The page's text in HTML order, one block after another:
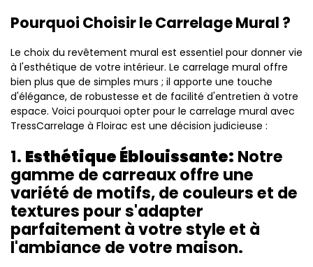
Pourquoi Choisir le Carrelage Mural ?
Le choix du revêtement mural est essentiel pour donner vie
à l'esthétique de votre intérieur. Le carrelage mural offre
bien plus que de simples murs ; il apporte une touche
d'élégance, de robustesse et de facilité d'entretien à votre
espace. Voici pourquoi opter pour le carrelage mural avec
TressCarrelage à Floirac est une décision judicieuse :
1. Esthétique Éblouissante: Notre
gamme de carreaux offre une
variété de motifs, de couleurs et de
textures pour s'adapter
parfaitement à votre style et à
l'ambiance de votre maison.